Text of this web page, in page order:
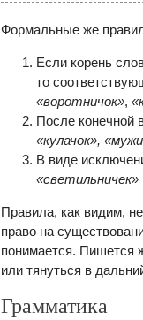
Формальные же
Если корень
то
«воротничок»,
После конечной
«кулачок»,
В виде
«светильничек»
Правила, как видим,
право на
понимается. Пишется
или тянуться в
Грамматика